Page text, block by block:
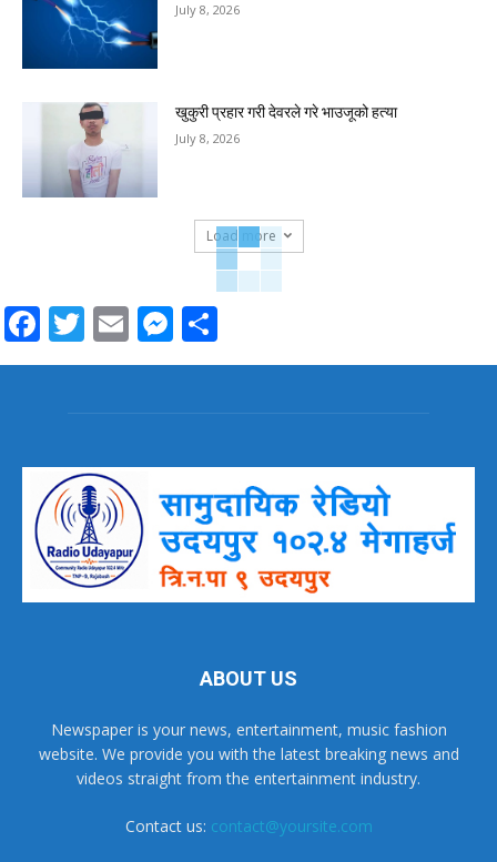
July 8, 2026
खुकुरी प्रहार गरी देवरले गरे भाउजूको हत्या
July 8, 2026
Load more
Facebook
Twitter
EmailMessenger
ABOUT US
Newspaper is your news, entertainment, music fashion
website. We provide you with the latest breaking news and
videos straight from the entertainment industry.
Contact us: contact@yoursite.com